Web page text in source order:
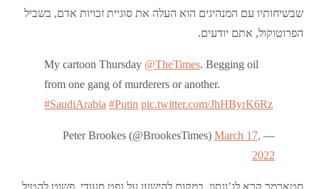
שבשיחותיו עם המנהיגים הוא העלה את סוגיית זכויות אדם, בשביל
הפרוטוקול, אתם יודעים.
My cartoon Thursday @TheTimes. Begging oil
from one gang of murderers or another.
#SaudiArabia #Putin pic.twitter.com/JhHByrK6Rz
— Peter Brookes (@BrookesTimes)
March 17,
2022
סטארמר קרא לג’ונסון, במקום להישען על נפט סעודי, פשוט להטיל